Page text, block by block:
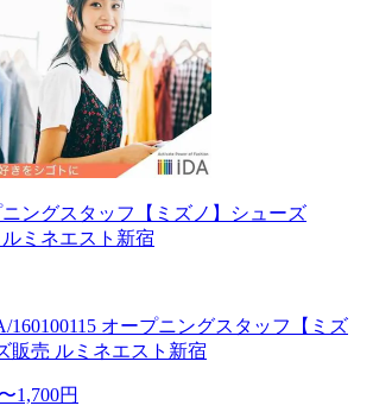
ングスタッフ【ミズノ】シューズ
ミネエスト新宿
160100115 オープニングスタッフ【ミズ
販売 ルミネエスト新宿
1,700円